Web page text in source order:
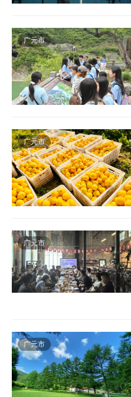
广元市
广元市
广元市
广元市